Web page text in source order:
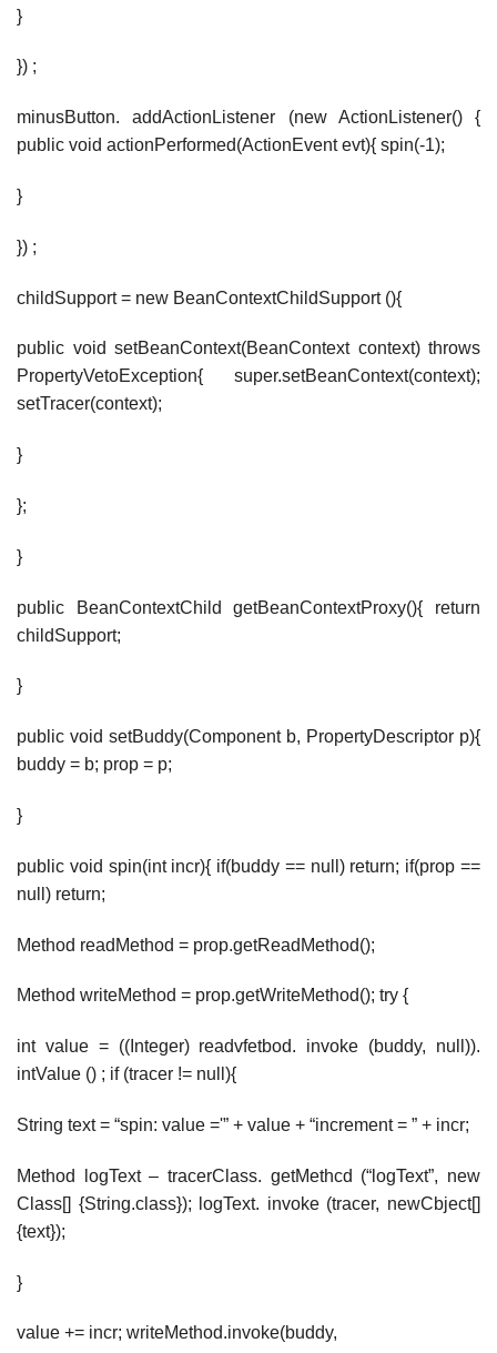
}
}) ;
minusButton. addActionListener (new ActionListener() {
public void actionPerformed(ActionEvent evt){ spin(-1);
}
}) ;
childSupport = new BeanContextChildSupport (){
public void setBeanContext(BeanContext context) throws
PropertyVetoException{ super.setBeanContext(context);
setTracer(context);
}
};
}
public BeanContextChild getBeanContextProxy(){ return
childSupport;
}
public void setBuddy(Component b, PropertyDescriptor p){
buddy = b; prop = p;
}
public void spin(int incr){ if(buddy == null) return; if(prop ==
null) return;
Method readMethod = prop.getReadMethod();
Method writeMethod = prop.getWriteMethod(); try {
int value = ((Integer) readvfetbod. invoke (buddy, null)).
intValue () ; if (tracer != null){
String text = “spin: value ='” + value + “increment = ” + incr;
Method logText – tracerClass. getMethcd (“logText”, new
Class[] {String.class}); logText. invoke (tracer, newCbject[]
{text});
}
value += incr; writeMethod.invoke(buddy,